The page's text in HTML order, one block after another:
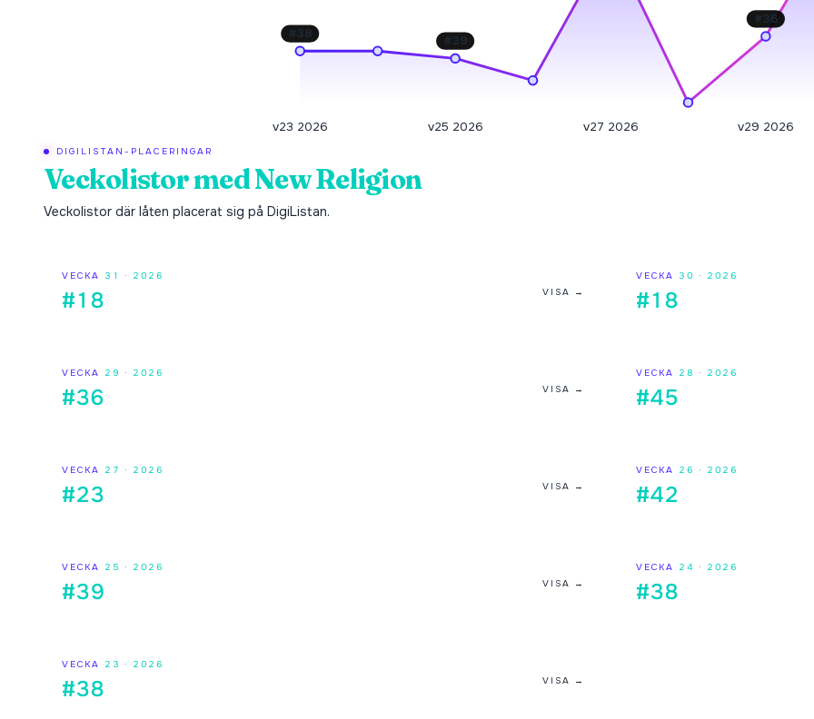
#38 #39
#36
v23 2026 v25 2026 v27 2026 v29 2026
DIGILISTAN-PLACERINGAR
Veckolistor medNew Religion
Veckolistor där låten placerat sig på DigiListan.
VECKA 31 · 2026
#18 VISA →
VECKA 30 · 2026
#18
VECKA 29 · 2026
#36 VISA →
VECKA 28 · 2026
#45
VECKA 27 · 2026
#23 VISA →
VECKA 26 · 2026
#42
VECKA 25 · 2026
#39 VISA →
VECKA 24 · 2026
#38
VECKA 23 · 2026
#38 VISA →